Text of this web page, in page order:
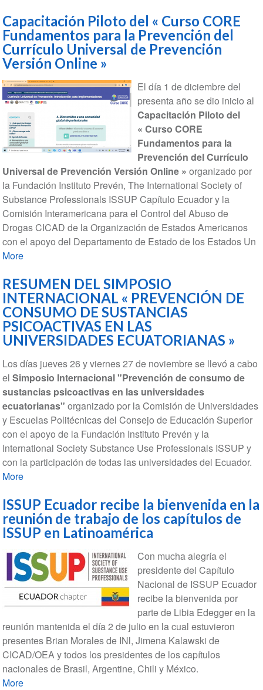
Capacitación Piloto del « Curso CORE
Fundamentos para la Prevención del
Currículo Universal de Prevención
Versión Online »
El día 1 de diciembre del
presenta año se dio inicio al
Capacitación Piloto del
« Curso CORE
Fundamentos para la
Prevención del Currículo
Universal de Prevención Versión Online » organizado por
la Fundación Instituto Prevén, The International Society of
Substance Professionals ISSUP Capítulo Ecuador y la
Comisión Interamericana para el Control del Abuso de
Drogas CICAD de la Organización de Estados Americanos
con el apoyo del Departamento de Estado de los Estados Un
More
RESUMEN DEL SIMPOSIO
INTERNACIONAL « PREVENCIÓN DE
CONSUMO DE SUSTANCIAS
PSICOACTIVAS EN LAS
UNIVERSIDADES ECUATORIANAS »
Los días jueves 26 y viernes 27 de noviembre se llevó a cabo
el Simposio Internacional "Prevención de consumo de
sustancias psicoactivas en las universidades
ecuatorianas" organizado por la Comisión de Universidades
y Escuelas Politécnicas del Consejo de Educación Superior
con el apoyo de la Fundación Instituto Prevén y la
International Society Substance Use Professionals ISSUP y
con la participación de todas las universidades del Ecuador.
More
ISSUP Ecuador recibe la bienvenida en la
reunión de trabajo de los capítulos de
ISSUP en Latinoamérica
Con mucha alegría el
presidente del Capítulo
Nacional de ISSUP Ecuador
recibe la bienvenida por
parte de Libia Edegger en la
reunión mantenida el día 2 de julio en la cual estuvieron
presentes Brian Morales de INl, Jimena Kalawski de
CICAD/OEA y todos los presidentes de los capítulos
nacionales de Brasil, Argentine, Chili y México.
More